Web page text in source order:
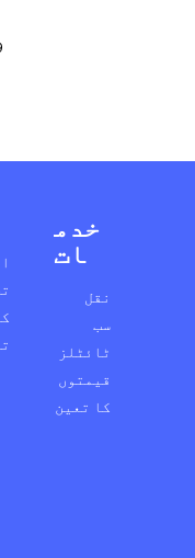
9
خدم
ات
نقل
سب
ٹائٹلز
قیمتوں
کا تعین